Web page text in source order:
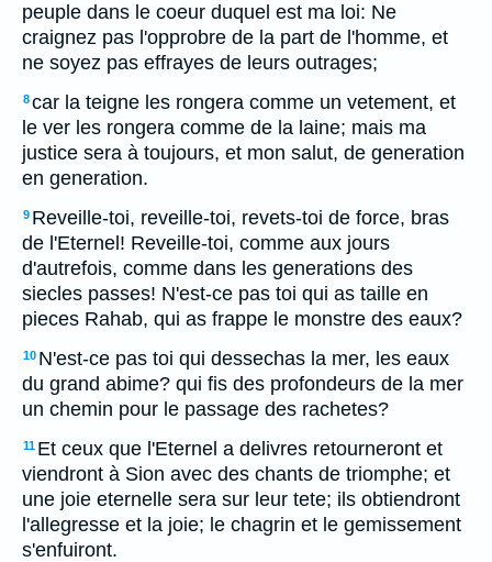
peuple dans le coeur duquel est ma loi: Ne
craignez pas l'opprobre de la part de l'homme, et
ne soyez pas effrayes de leurs outrages;
8car la teigne les rongera comme un vetement, et
le ver les rongera comme de la laine; mais ma
justice sera à toujours, et mon salut, de generation
en generation.
9 Reveille-toi, reveille-toi, revets-toi de force, bras
de l'Eternel! Reveille-toi, comme aux jours
d'autrefois, comme dans les generations des
siecles passes! N'est-ce pas toi qui as taille en
pieces Rahab, qui as frappe le monstre des eaux?
10 N'est-ce pas toi qui dessechas la mer, les eaux
du grand abime? qui fis des profondeurs de la mer
un chemin pour le passage des rachetes?
11 Et ceux que l'Eternel a delivres retourneront et
viendront à Sion avec des chants de triomphe; et
une joie eternelle sera sur leur tete; ils obtiendront
l'allegresse et la joie; le chagrin et le gemissement
s'enfuiront.